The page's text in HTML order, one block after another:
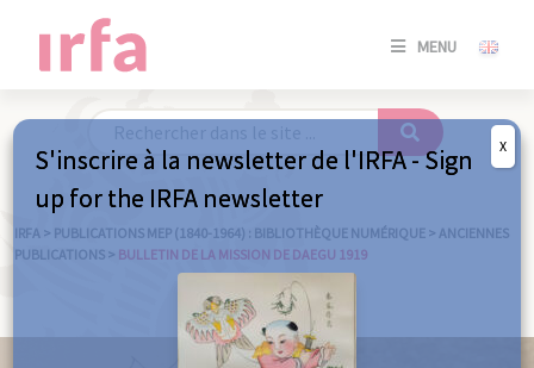
MENU
SE
/
IRFA > PUBLICATIONS MEP (1840-1964) : BIBLIOTHÈQUE NUMÉRIQUE > ANCIENNES
PUBLICATIONS > BULLETIN DE LA MISSION DE DAEGU 1919
S'inscrire à la newsletter de l'IRFA - Sign
up for the IRFA newsletter
X